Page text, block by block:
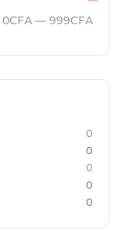
0CFA — 999CFA
0
0
0
0
0